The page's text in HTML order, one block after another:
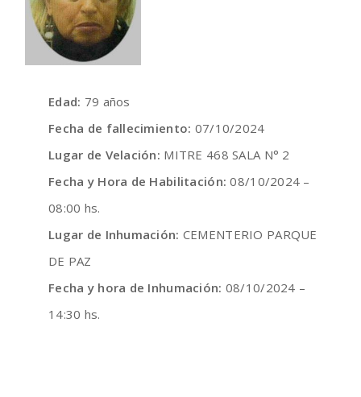
Edad: 79 años
Fecha de fallecimiento: 07/10/2024
Lugar de Velación: MITRE 468 SALA N° 2
Fecha y Hora de Habilitación: 08/10/2024 –
08:00 hs.
Lugar de Inhumación: CEMENTERIO PARQUE
DE PAZ
Fecha y hora de Inhumación: 08/10/2024 –
14:30 hs.